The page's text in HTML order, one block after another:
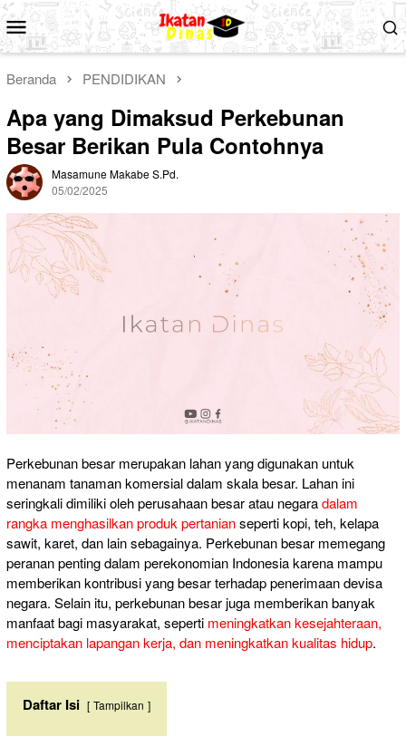
Loncat
ke
konten
Menu
Mobile
Beranda PENDIDIKAN
Apa yang Dimaksud Perkebunan
Besar Berikan Pula Contohnya
Masamune Makabe S.Pd.
05/02/2025
Perkebunan besar merupakan lahan yang digunakan untuk
menanam tanaman komersial dalam skala besar. Lahan ini
seringkali dimiliki oleh perusahaan besar atau negaradalam
rangka menghasilkan produk pertanianseperti kopi, teh, kelapa
sawit, karet, dan lain sebagainya. Perkebunan besar memegang
peranan penting dalam perekonomian Indonesia karena mampu
memberikan kontribusi yang besar terhadap penerimaan devisa
negara. Selain itu, perkebunan besar juga memberikan banyak
manfaat bagi masyarakat, seperti meningkatkan kesejahteraan,
menciptakan lapangan kerja, dan meningkatkan kualitas hidup.
Daftar Isi Tampilkan